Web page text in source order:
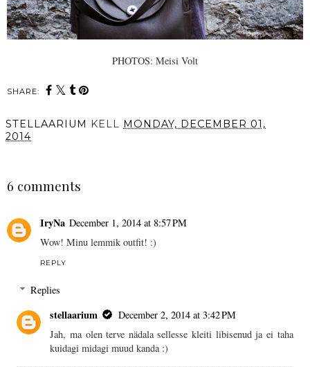
PHOTOS: Meisi Volt
SHARE:
STELLAARIUM KELL MONDAY, DECEMBER 01,
2014
6 comments
IryNa December 1, 2014 at 8:57 PM
Wow! Minu lemmik outfit! :)
REPLY
Replies
stellaarium
December 2, 2014 at 3:42 PM
Jah, ma olen terve nädala sellesse kleiti libisenud ja ei taha
kuidagi midagi muud kanda :)